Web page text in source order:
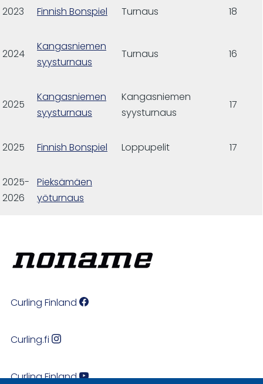
2023 Finnish Bonspiel Turnaus 18
2024
Kangasniemen
syysturnaus
Turnaus 16
2025
Kangasniemen
syysturnaus
Kangasniemen
syysturnaus
17
2025 Finnish Bonspiel Loppupelit 17
2025-
2026
Pieksämäen
yöturnaus
Curling Finland
Curling.fi
Curling Finland